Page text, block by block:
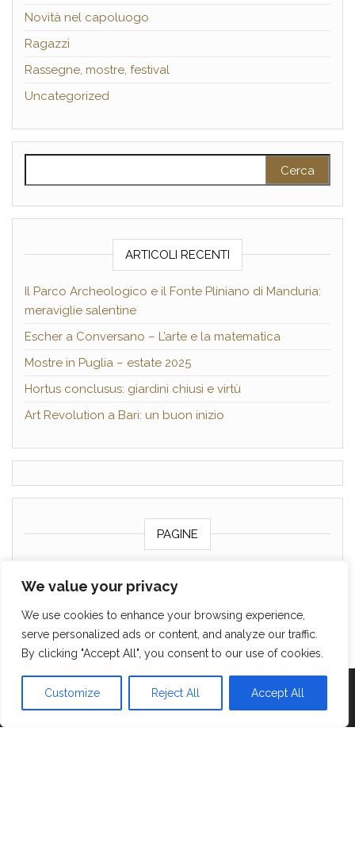
We value your privacy
We use cookies to enhance your browsing experience,
serve personalized ads or content, and analyze our traffic.
By clicking "Accept All", you consent to our use of cookies.
Customize Reject All Accept All
Novità nel capoluogo
Ragazzi
Rassegne, mostre, festival
Uncategorized
ARTICOLI RECENTI
Il Parco Archeologico e il Fonte Pliniano di Manduria:
meraviglie salentine
Escher a Conversano – L’arte e la matematica
Mostre in Puglia – estate 2025
Hortus conclusus: giardini chiusi e virtù
Art Revolution a Bari: un buon inizio
PAGINE
Cookie policy
Proudly powered byWordPress Tema:Head Blog